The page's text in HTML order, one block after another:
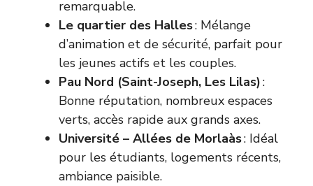
remarquable.
Le quartier des Halles: Mélange
d’animation et de sécurité, parfait pour
les jeunes actifs et les couples.
Pau Nord (Saint-Joseph, Les Lilas):
Bonne réputation, nombreux espaces
verts, accès rapide aux grands axes.
Université – Allées de Morlaàs: Idéal
pour les étudiants, logements récents,
ambiance paisible.